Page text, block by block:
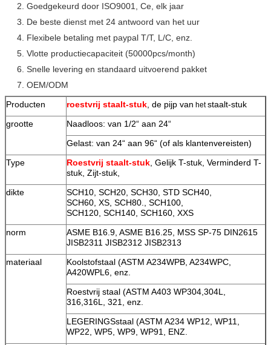
2. Goedgekeurd door ISO9001, Ce, elk jaar
3. De beste dienst met 24 antwoord van het uur
4. Flexibele betaling met paypal T/T, L/C, enz.
5. Vlotte productiecapaciteit (50000pcs/month)
6. Snelle levering en standaard uitvoerend pakket
7. OEM/ODM
Producten
roestvrij staalt-stuk , de pijp van hetstaalt-stuk
grootte
Naadloos: van 1/2“ aan 24“
Gelast: van 24“ aan 96“ (of als klantenvereisten)
Type
Roestvrij staalt-stuk , Gelijk T-stuk, Verminderd T-
stuk, Zijt-stuk,
dikte
SCH10, SCH20, SCH30, STD SCH40,
SCH60, XS, SCH80., SCH100,
SCH120, SCH140, SCH160, XXS
norm
ASME B16.9, ASME B16.25, MSS SP-75 DIN2615
JISB2311 JISB2312 JISB2313
materiaal
Koolstofstaal (ASTM A234WPB, A234WPC,
A420WPL6, enz.
Roestvrij staal (ASTM A403 WP304,304L,
316,316L, 321, enz.
LEGERINGSstaal (ASTM A234 WP12, WP11,
WP22, WP5, WP9, WP91, ENZ.